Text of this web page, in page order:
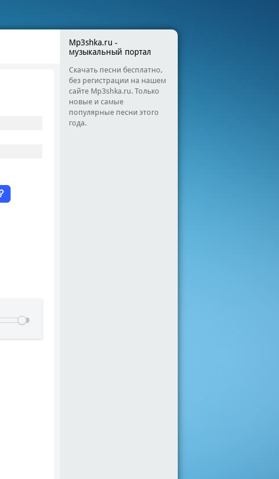
Mp3shka.ru -
музыкальный портал
Скачать песни бесплатно,
без регистрации на нашем
сайте Mp3shka.ru. Только
новые и самые
популярные песни этого
года.